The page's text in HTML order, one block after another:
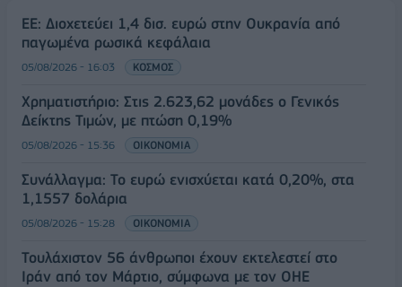
ΕΕ: Διοχετεύει 1,4 δισ. ευρώ στην Ουκρανία από
παγωμένα ρωσικά κεφάλαια
05/08/2026 - 16:03 ΚΟΣΜΟΣ
Χρηματιστήριο: Στις 2.623,62 μονάδες ο Γενικός
Δείκτης Τιμών, με πτώση 0,19%
05/08/2026 - 15:36 ΟΙΚΟΝΟΜΙΑ
Συνάλλαγμα: Το ευρώ ενισχύεται κατά 0,20%, στα
1,1557 δολάρια
05/08/2026 - 15:28 ΟΙΚΟΝΟΜΙΑ
Τουλάχιστον 56 άνθρωποι έχουν εκτελεστεί στο
Ιράν από τον Μάρτιο, σύμφωνα με τον ΟΗΕ